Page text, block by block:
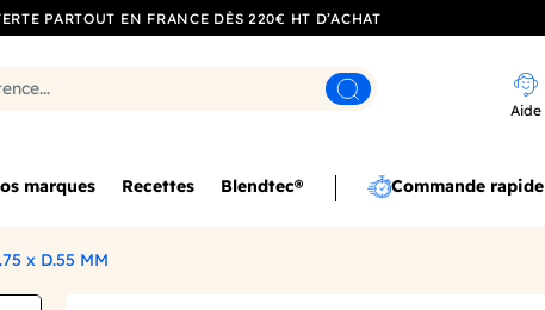
PARTOUT EN FRANCE DÈS 220€ HT D’ACHAT
Rechercher
Aide
marques Recettes Blendtec® Commande rapide
x D.55 MM